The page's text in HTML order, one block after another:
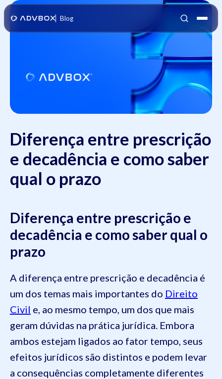
Blog
Diferença entre prescrição
e decadência e como saber
qual o prazo
Diferença entre prescrição e
decadência e como saber qual o
prazo
A diferença entre prescrição e decadência é
um dos temas mais importantes do Direito
Civil e, ao mesmo tempo, um dos que mais
geram dúvidas na prática jurídica. Embora
ambos estejam ligados ao fator tempo, seus
efeitos jurídicos são distintos e podem levar
a consequências completamente diferentes